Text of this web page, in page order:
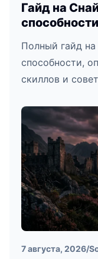
Гайд на
Полный гайд
способности,
скиллов и
7 августа, 2026/